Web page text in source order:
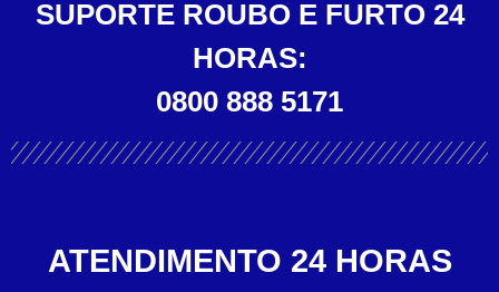
SUPORTE ROUBO E FURTO 24
HORAS:
0800 888 5171
ATENDIMENTO 24 HORAS